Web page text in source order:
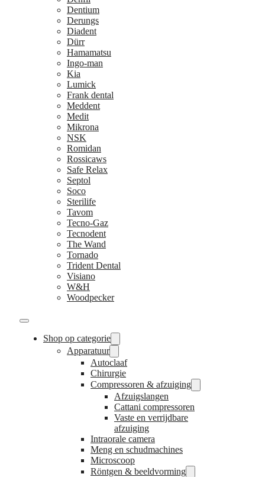
Dentium
Derungs
Diadent
Dürr
Hamamatsu
Ingo-man
Kia
Lumick
Frank dental
Meddent
Medit
Mikrona
NSK
Romidan
Rossicaws
Safe Relax
Septol
Soco
Sterilife
Tavom
Tecno-Gaz
Tecnodent
The Wand
Tornado
Trident Dental
Visiano
W&H
Woodpecker
Shop op categorie
Apparatuur
Autoclaaf
Chirurgie
Compressoren & afzuiging
Afzuigslangen
Cattani compressoren
Vaste en verrijdbare
afzuiging
Intraorale camera
Meng en schudmachines
Microscoop
Röntgen & beeldvorming